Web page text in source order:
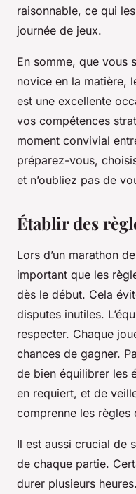
raisonnable, ce qui
journée de jeux.
En somme, que vous
novice en la matière,
est une excellente
vos compétences
moment convivial
préparez-vous,
et n’oubliez pas de
Établir des
Lors d’un marathon de
important que les
dès le début. Cela
disputes inutiles.
respecter. Chaque
chances de gagner.
de bien équilibrer les
en requiert, et de
comprenne les règles
Il est aussi crucial de
de chaque partie.
durer plusieurs